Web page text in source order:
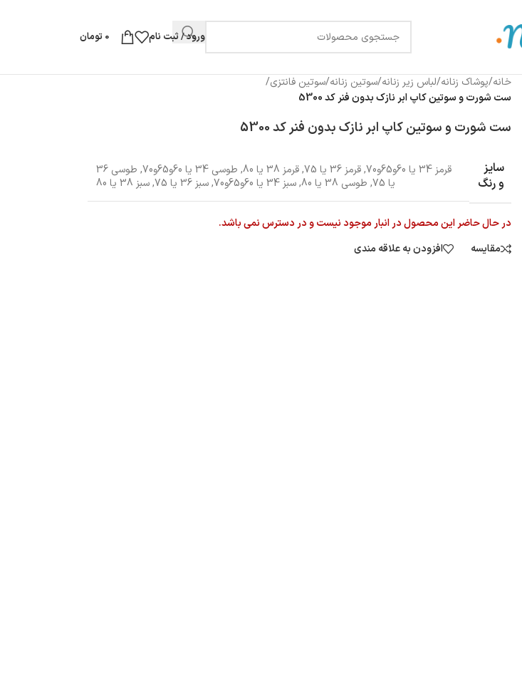
ورود / ثبت نام 0 تومان
خانه/پوشاک زنانه/لباس زیر زنانه/سوتین زنانه/سوتین فانتزی/
ست شورت و سوتین کاپ ابر نازک بدون فنر کد 5300
ست شورت و سوتین کاپ ابر نازک بدون فنر کد 5300
سایز
و رنگ
قرمز 34 یا 60و65و70 ,قرمز 36 یا 75 ,قرمز 38 یا 80 , طوسی 34 یا 60و65و70 ,
طوسی 36
یا 75
, طوسی 38 یا 80 ,سبز 34 یا 60و65و70 ,سبز 36 یا 75 ,سبز 38 یا 80
در حال حاضر این محصول در انبار موجود نیست و در دسترس نمی باشد.
مقایسه
افزودن به علاقه مندی